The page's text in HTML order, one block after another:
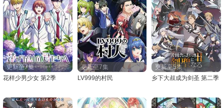
更新至7集
花样少男少女 第2季
更新至7集
LV999的村民
更新至5集
乡下大叔成为剑圣 第二季